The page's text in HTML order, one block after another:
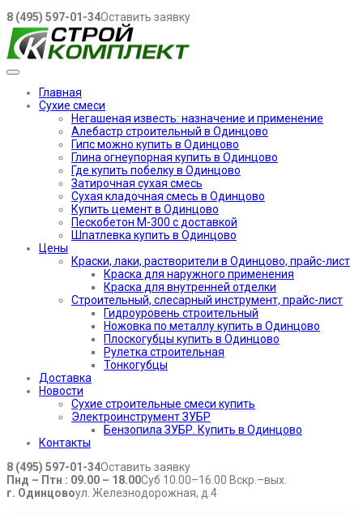
8 (495) 597-01-34Оставить заявку
Главная
Сухие смеси
Негашеная известь: назначение и применение
Алебастр строительный в Одинцово
Гипс можно купить в Одинцово
Глина огнеупорная купить в Одинцово
Где купить побелку в Одинцово
Затирочная сухая смесь
Сухая кладочная смесь в Одинцово
Купить цемент в Одинцово
Пескобетон М-300 с доставкой
Шпатлевка купить в Одинцово
Цены
Краски, лаки, растворители в Одинцово, прайс-лист
Краска для наружного применения
Краска для внутренней отделки
Строительный, слесарный инструмент, прайс-лист
Гидроуровень строительный
Ножовка по металлу купить в Одинцово
Плоскогубцы купить в Одинцово
Рулетка строительная
Тонкогубцы
Доставка
Новости
Сухие строительные смеси купить
Электроинструмент ЗУБР
Бензопила ЗУБР. Купить в Одинцово
Контакты
8 (495) 597-01-34Оставить заявку
Пнд – Птн : 09.00 – 18.00Суб 10.00–16.00 Вскр.–вых.
г. Одинцовоул. Железнодорожная, д.4